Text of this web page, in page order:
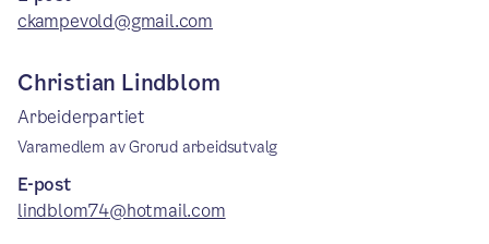
ckampevold@gmail.com
Christian Lindblom
Arbeiderpartiet
Varamedlem av Grorud arbeidsutvalg
E-post
lindblom74@hotmail.com